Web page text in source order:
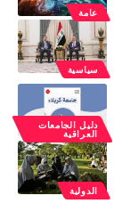
عامة
سياسية
دليل الجامعات
العراقية
الدولية